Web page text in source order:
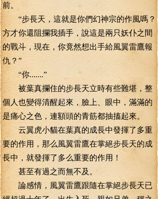
前。
“步長天，這就是你們幻神宗的作風嗎？
方才你還阻攔我插手，說這是兩只妖仆之間
的戰斗，現在，你竟然想出手給風翼雷鷹報
仇？”
“你.......”
被葉真攔住的步長天立時有些難堪，整
個人也變得清醒起來，臉上、眼中，滿滿的
是痛心之色，連額頭的青筋都抽搐起來。
云翼虎小貓在葉真的成長中發揮了多重
要的作用，那么風翼雷鷹在掌絕步長天的成
長中，就發揮了多么重要的作用！
甚至有過之而無不及。
論感情，風翼雷鷹跟隨在掌絕步長天已